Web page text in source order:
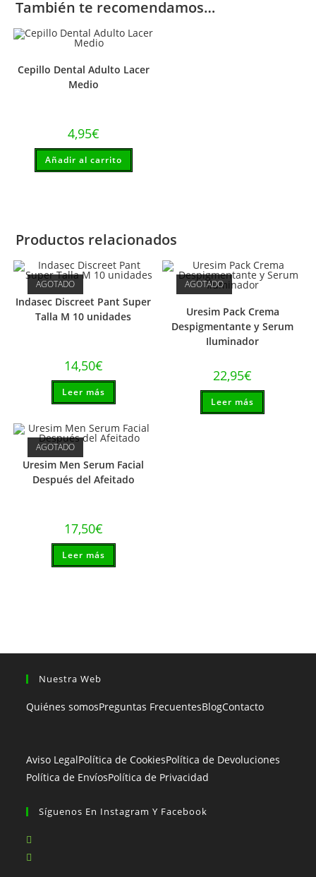
También te recomendamos…
Cepillo Dental Adulto Lacer
Medio
4,95€
Añadir al carrito
Productos relacionados
AGOTADO
Indasec Discreet Pant Super
Talla M 10 unidades
14,50€
Leer más
AGOTADO
Uresim Pack Crema
Despigmentante y Serum
Iluminador
22,95€
Leer más
AGOTADO
Uresim Men Serum Facial
Después del Afeitado
17,50€
Leer más
Nuestra Web
Quiénes somosPreguntas FrecuentesBlogContacto
Aviso LegalPolítica de CookiesPolítica de Devoluciones
Política de EnvíosPolítica de Privacidad
Síguenos En Instagram Y Facebook